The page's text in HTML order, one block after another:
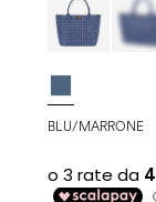
BLU/MARRONE